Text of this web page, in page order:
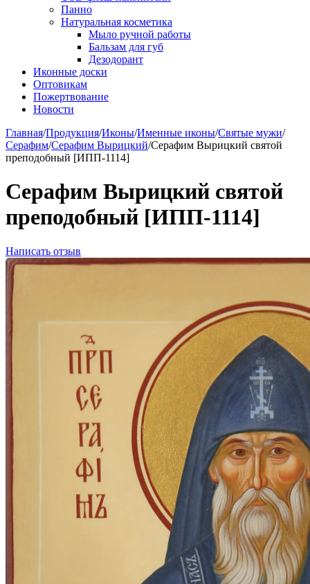
Панно
Натуральная косметика
Мыло ручной работы
Бальзам для губ
Дезодорант
Иконные доски
Оптовикам
Пожертвование
Новости
Главная/Продукция/Иконы/Именные иконы/Святые мужи/
Серафим/Серафим Вырицкий/Серафим Вырицкий святой
преподобный [ИПП-1114]
Серафим Вырицкий святой
преподобный [ИПП-1114]
Написать отзыв